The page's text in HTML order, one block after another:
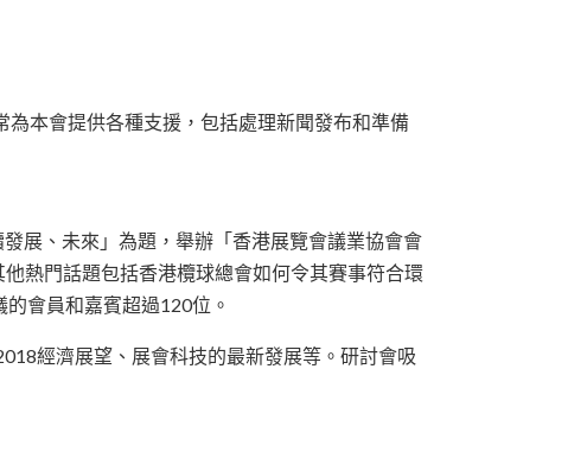
本會提供各種支援，包括處理新聞發布和準備
展、未來」為題，舉辦「香港展覽會議業協會會
熱門話題包括香港欖球總會如何令其賽事符合環
會員和嘉賓超過120位。
經濟展望、展會科技的最新發展等。研討會吸